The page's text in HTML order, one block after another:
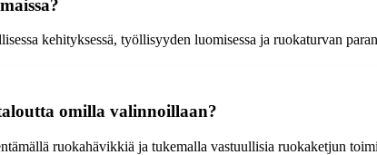
kehityksessä, työllisyyden luomisessa ja ruokaturvan
omilla valinnoillaan?
ruokahävikkiä ja tukemalla vastuullisia ruokaketjun